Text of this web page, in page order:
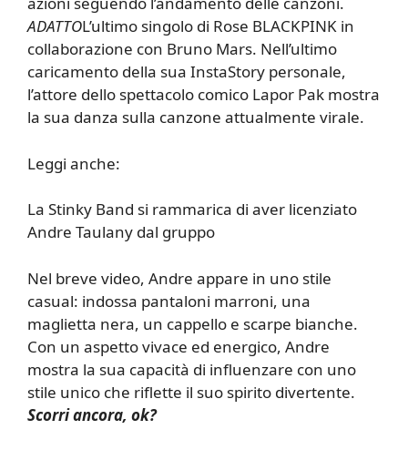
ADATTOL’ultimo singolo di Rose BLACKPINK in
collaborazione con Bruno Mars. Nell’ultimo
caricamento della sua InstaStory personale,
l’attore dello spettacolo comico Lapor Pak mostra
la sua danza sulla canzone attualmente virale.
Leggi anche:
La Stinky Band si rammarica di aver licenziato
Andre Taulany dal gruppo
Nel breve video, Andre appare in uno stile
casual: indossa pantaloni marroni, una
maglietta nera, un cappello e scarpe bianche.
Con un aspetto vivace ed energico, Andre
mostra la sua capacità di influenzare con uno
stile unico che riflette il suo spirito divertente.
Scorri ancora, ok?